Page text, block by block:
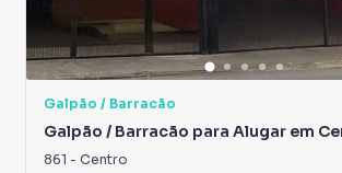
Galpão / Barracão
Galpão / Barracão para Alugar em
861 - Centro